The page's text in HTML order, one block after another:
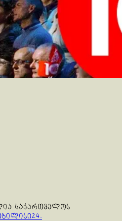
საქართველოს